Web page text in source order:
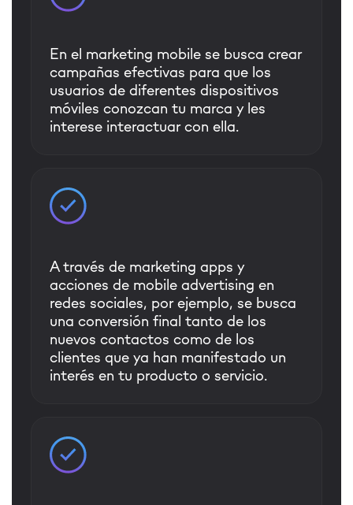
En el marketing mobile se busca crear
campañas efectivas para que los
usuarios de diferentes dispositivos
móviles conozcan tu marca y les
interese interactuar con ella.
A través de marketing apps y
acciones de mobile advertising en
redes sociales, por ejemplo, se busca
una conversión final tanto de los
nuevos contactos como de los
clientes que ya han manifestado un
interés en tu producto o servicio.